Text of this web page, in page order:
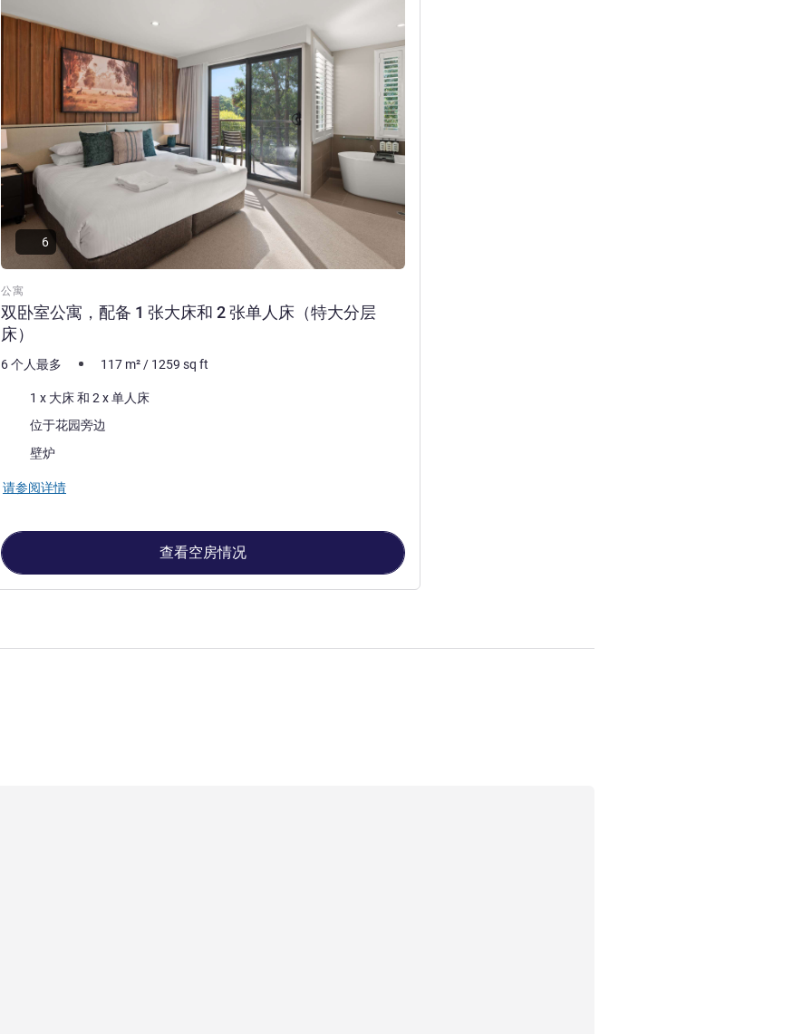
公寓
双卧室公寓，配备 1 张大床和 2 张单人床（特大分层
床）
6
6 个人最多 117 m² / 1259 sq ft
床上用品
1 x 大床 和 2 x 单人床
位于花园旁边
大部分的住宿:
壁炉
请参阅详情
查看空房情况